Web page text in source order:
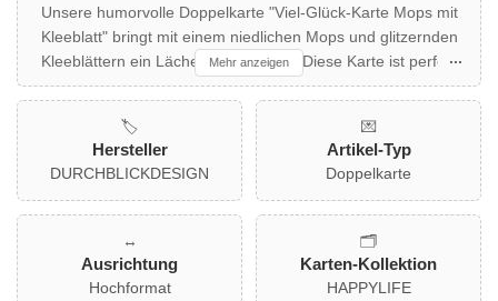
Unsere humorvolle Doppelkarte "Viel-Glück-Karte Mops mit
Kleeblatt" bringt mit einem niedlichen Mops und glitzernden
Kleeblättern ein Lächeln ins Gesicht. Diese Karte ist perfekt
für Tierliebhaber und alle, die etwas Glück gebrauchen
können. Der verspielte Look wird durch auffällige grüne
Elemente unterstrichen, ideal für Geburtstage, Prüfungen
oder einfach als nette Geste zwischendurch! Ein farblich
passender Umschlag ist im Lieferumfang enthalten.
Grußkartenonline kaufen war noch nie so charmant und
einfach!
Mehr anzeigen
🏷️
Hersteller
DURCHBLICKDESIGN
💌
Artikel-Typ
Doppelkarte
↔️
Ausrichtung
Hochformat
🗂️
Karten-Kollektion
HAPPYLIFE